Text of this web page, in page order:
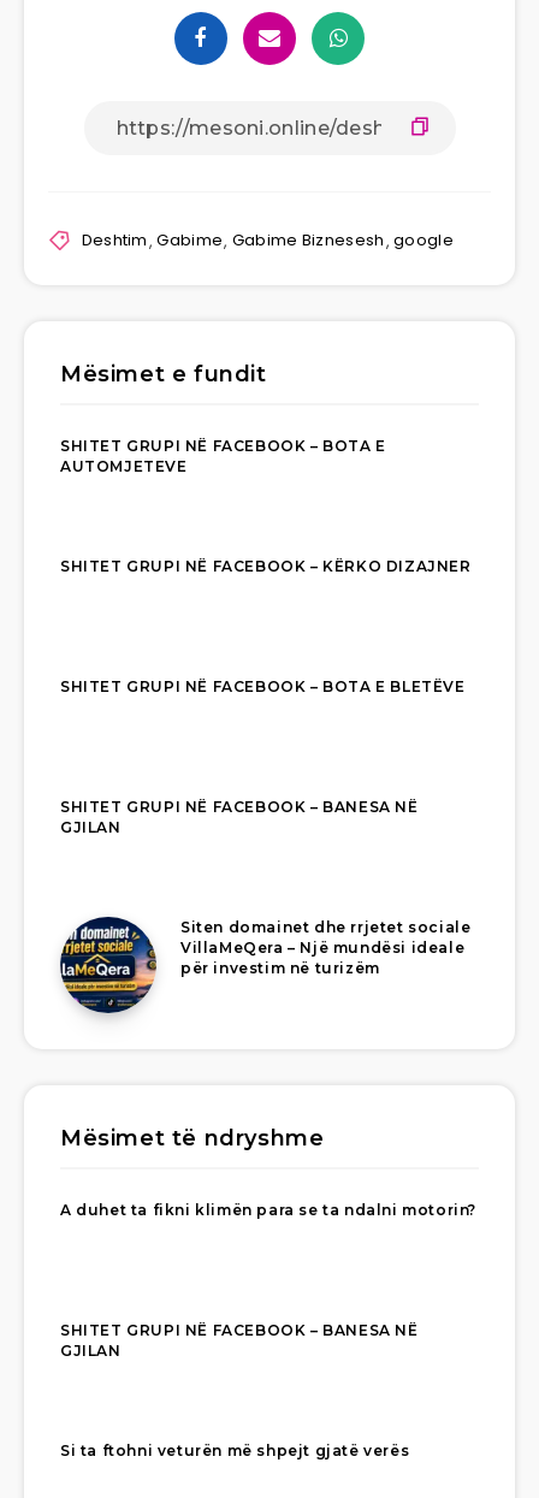
Deshtim,Gabime, Gabime Biznesesh,google
Mësimet e fundit
SHITET GRUPI NË FACEBOOK – BOTA E
AUTOMJETEVE
SHITET GRUPI NË FACEBOOK – KËRKO DIZAJNER
SHITET GRUPI NË FACEBOOK – BOTA E BLETËVE
SHITET GRUPI NË FACEBOOK – BANESA NË
GJILAN
Siten domainet dhe rrjetet sociale
VillaMeQera – Një mundësi ideale
për investim në turizëm
Mësimet të ndryshme
A duhet ta fikni klimën para se ta ndalni motorin?
SHITET GRUPI NË FACEBOOK – BANESA NË
GJILAN
Si ta ftohni veturën më shpejt gjatë verës